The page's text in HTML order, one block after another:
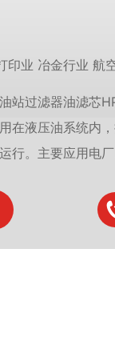
印业 冶金行业 航
站过滤器油滤芯
在液压油系统内
行。主要应用电